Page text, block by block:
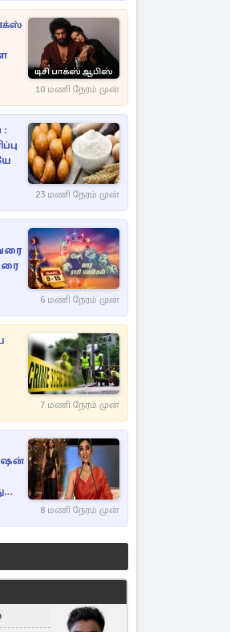
10 மணி நேரம் முன்
:
23 மணி நேரம் முன்
6 மணி நேரம் முன்
7 மணி நேரம் முன்
8 மணி நேரம் முன்